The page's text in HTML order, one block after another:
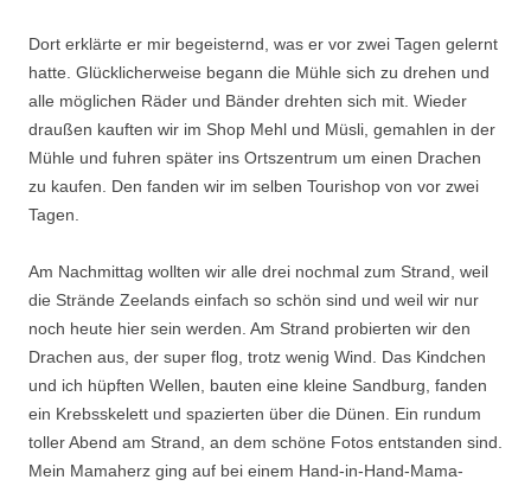
Dort erklärte er mir begeisternd, was er vor zwei Tagen gelernt
hatte. Glücklicherweise begann die Mühle sich zu drehen und
alle möglichen Räder und Bänder drehten sich mit. Wieder
draußen kauften wir im Shop Mehl und Müsli, gemahlen in der
Mühle und fuhren später ins Ortszentrum um einen Drachen
zu kaufen. Den fanden wir im selben Tourishop von vor zwei
Tagen.
Am Nachmittag wollten wir alle drei nochmal zum Strand, weil
die Strände Zeelands einfach so schön sind und weil wir nur
noch heute hier sein werden. Am Strand probierten wir den
Drachen aus, der super flog, trotz wenig Wind. Das Kindchen
und ich hüpften Wellen, bauten eine kleine Sandburg, fanden
ein Krebsskelett und spazierten über die Dünen. Ein rundum
toller Abend am Strand, an dem schöne Fotos entstanden sind.
Mein Mamaherz ging auf bei einem Hand-in-Hand-Mama-